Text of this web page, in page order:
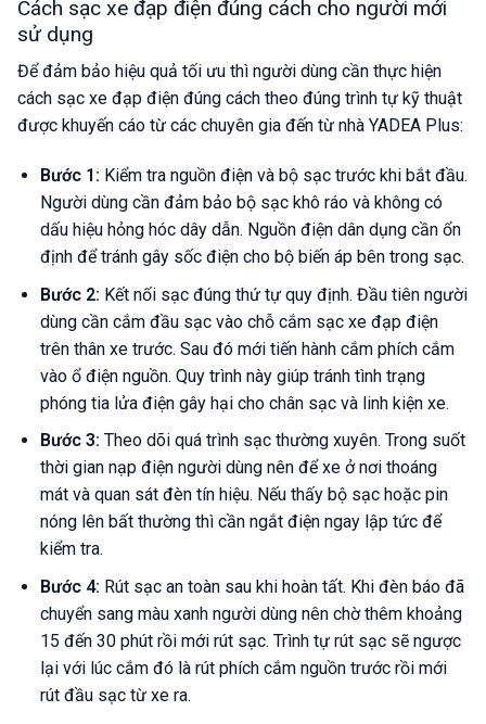
Cách sạc xe đạp điện đúng cách cho người mới
sử dụng
Để đảm bảo hiệu quả tối ưu thì người dùng cần thực hiện
cách sạc xe đạp điện đúng cách theo đúng trình tự kỹ thuật
được khuyến cáo từ các chuyên gia đến từ nhà YADEA Plus:
Bước 1: Kiểm tra nguồn điện và bộ sạc trước khi bắt đầu.
Người dùng cần đảm bảo bộ sạc khô ráo và không có
dấu hiệu hỏng hóc dây dẫn. Nguồn điện dân dụng cần ổn
định để tránh gây sốc điện cho bộ biến áp bên trong sạc.
Bước 2: Kết nối sạc đúng thứ tự quy định. Đầu tiên người
dùng cần cắm đầu sạc vào chỗ cắm sạc xe đạp điện
trên thân xe trước. Sau đó mới tiến hành cắm phích cắm
vào ổ điện nguồn. Quy trình này giúp tránh tình trạng
phóng tia lửa điện gây hại cho chân sạc và linh kiện xe.
Bước 3: Theo dõi quá trình sạc thường xuyên. Trong suốt
thời gian nạp điện người dùng nên để xe ở nơi thoáng
mát và quan sát đèn tín hiệu. Nếu thấy bộ sạc hoặc pin
nóng lên bất thường thì cần ngắt điện ngay lập tức để
kiểm tra.
Bước 4: Rút sạc an toàn sau khi hoàn tất. Khi đèn báo đã
chuyển sang màu xanh người dùng nên chờ thêm khoảng
15 đến 30 phút rồi mới rút sạc. Trình tự rút sạc sẽ ngược
lại với lúc cắm đó là rút phích cắm nguồn trước rồi mới
rút đầu sạc từ xe ra.